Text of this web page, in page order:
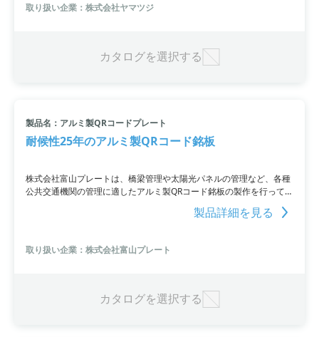
取り扱い企業：株式会社ヤマツジ
カタログを選択する
製品名：アルミ製QRコードプレート
耐候性25年のアルミ製QRコード銘板
株式会社富山プレートは、橋梁管理や太陽光パネルの管理など、各種
公共交通機関の管理に適したアルミ製QRコード銘板の製作を行ってい
ます。耐用年数25年の高い耐候性を持つ銘板は、自動読み取り機やハ
ンディタイプのQRコードリーダーに使用可能です。ラインのトレイな
お問い合わせください。
製品詳細を見る
取り扱い企業：株式会社富山プレート
カタログを選択する